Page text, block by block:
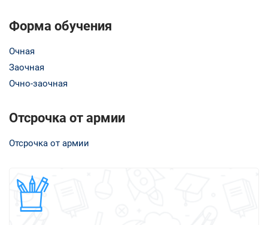
Форма обучения
Очная
Заочная
Очно-заочная
Отсрочка от армии
Отсрочка от армии